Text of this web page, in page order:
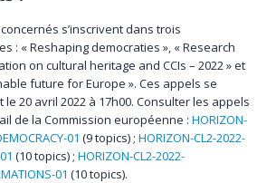
s’inscrivent dans trois
: « Reshaping democraties », « Research
on cultural heritage and CCIs – 2022 » et
future for Europe ». Ces appels se
20 avril 2022 à 17h00. Consulter les appels
de la Commission européenne : HORIZON-
01 (9 topics) ; HORIZON-CL2-2022-
(10 topics) ; HORIZON-CL2-2022-
01 (10 topics).